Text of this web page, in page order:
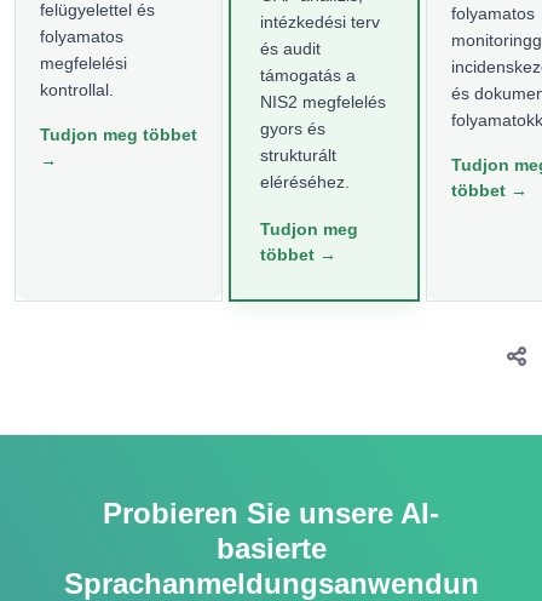
felügyelettel és
folyamatos
megfelelési
kontrollal.
Tudjon meg többet
→
intézkedési terv
és audit
támogatás a
NIS2 megfelelés
gyors és
strukturált
eléréséhez.
Tudjon meg
többet →
folyamatos
és
Tudjon
többet →
Probieren Sie unsere AI-
basierte
Sprachanmeldungsanwendun